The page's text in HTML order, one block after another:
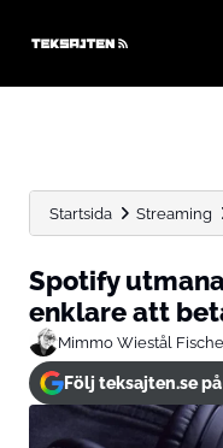
Startsida Streaming
Spotify
enklare att
Mimmo Wiestål
Följ teksajten.se